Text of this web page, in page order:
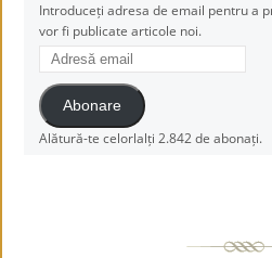
Introduceți adresa de email pentru a
vor fi publicate articole noi.
Adresă
email
Abonare
Alătură-te celorlalți 2.842 de abonați.